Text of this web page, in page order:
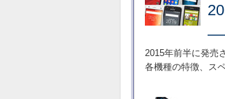
2015年前半に発売
各機種の特徴、ス